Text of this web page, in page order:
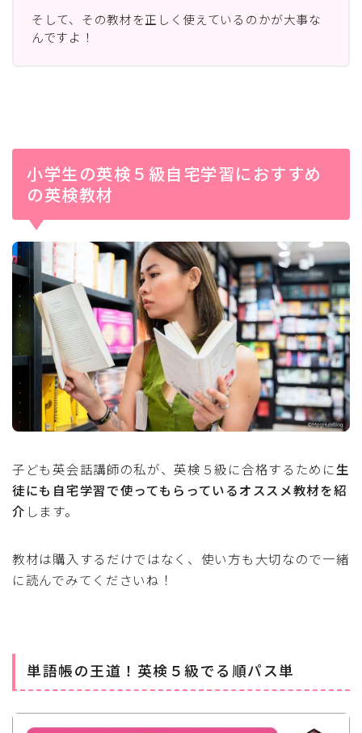
そして、その教材を正しく使えているのかが大事な
んですよ！
小学生の英検５級自宅学習におすすめ
の英検教材
子ども英会話講師の私が、英検５級に合格するために生
徒にも自宅学習で使ってもらっているオススメ教材を紹
介 します。
教材は購入するだけではなく、使い方も大切なので一緒
に読んでみてくださいね！
単語帳の王道！英検５級でる順パス単